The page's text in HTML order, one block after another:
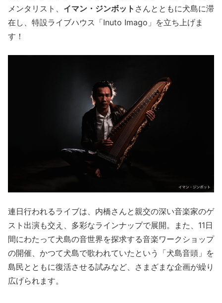
メンタリスト、 イマン・ジンボット さんとともに犬島に滞
在し、特設ライブハウス「Inuto Imago」を立ち上げま
す！
連日行われるライブは、内橋さんと親交の深い音楽家のゲ
スト出演も交え、多彩なラインナップで展開。また、11日
間にわたって犬島の音世界を探求する音楽ワークショップ
の開催、かつて犬島で歌われていたという「犬島音頭」を
島民とともに復活させる試みなど、さまざまな企画が繰り
広げられます。